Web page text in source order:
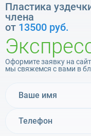
Пластика
члена
от 13500 руб.
Оформите заявку на
мы свяжемся с вами в